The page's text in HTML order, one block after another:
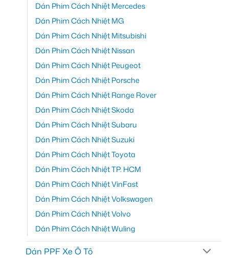
Dán Phim Cách Nhiệt Mercedes
Dán Phim Cách Nhiệt MG
Dán Phim Cách Nhiệt Mitsubishi
Dán Phim Cách Nhiệt Nissan
Dán Phim Cách Nhiệt Peugeot
Dán Phim Cách Nhiệt Porsche
Dán Phim Cách Nhiệt Range Rover
Dán Phim Cách Nhiệt Skoda
Dán Phim Cách Nhiệt Subaru
Dán Phim Cách Nhiệt Suzuki
Dán Phim Cách Nhiệt Toyota
Dán Phim Cách Nhiệt TP. HCM
Dán Phim Cách Nhiệt VinFast
Dán Phim Cách Nhiệt Volkswagen
Dán Phim Cách Nhiệt Volvo
Dán Phim Cách Nhiệt Wuling
Dán PPF Xe Ô Tô